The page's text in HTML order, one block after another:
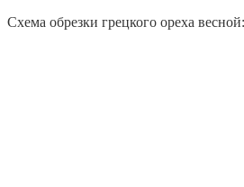
Схема обрезки грецкого ореха весной: